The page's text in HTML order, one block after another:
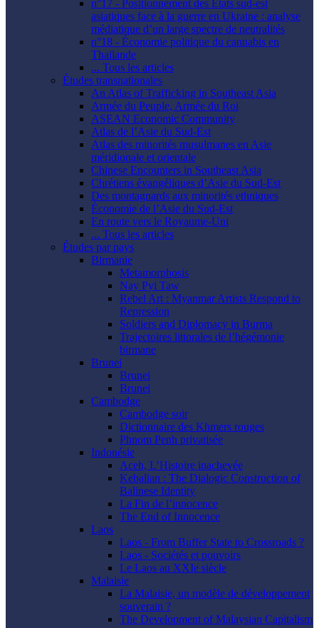
n°17 - Positionnement des États sud-est
asiatiques face à la guerre en Ukraine : analyse
médiatique d’un large spectre de neutralités
n°18 - Économie politique du cannabis en
Thaïlande
... Tous les articles
Études transnationales
An Atlas of Trafficking in Southeast Asia
Armée du Peuple, Armée du Roi
ASEAN Economic Community
Atlas de l’Asie du Sud-Est
Atlas des minorités musulmanes en Asie
méridionale et orientale
Chinese Encounters in Southeast Asia
Chrétiens évangéliques d’Asie du Sud-Est
Des montagnards aux minorités ethniques
Économie de l’Asie du Sud-Est
En route vers le Royaume-Uni
... Tous les articles
Études par pays
Birmanie
Metamorphosis
Nay Pyi Taw
Rebel Art : Myanmar Artists Respond to
Repression
Soldiers and Diplomacy in Burma
Trajectoires littorales de l’hégémonie
birmane
Brunei
Brunei
Brunei
Cambodge
Cambodge soir
Dictionnaire des Khmers rouges
Phnom Penh privatisée
Indonésie
Aceh, L’Histoire inachevée
Kebalian : The Dialogic Construction of
Balinese Identity
La Fin de l’innocence
The End of Innocence
Laos
Laos - From Buffer State to Crossroads ?
Laos - Sociétés et pouvoirs
Le Laos au XXIe siècle
Malaisie
La Malaisie, un modèle de développement
souverain ?
The Development of Malaysian Capitalism